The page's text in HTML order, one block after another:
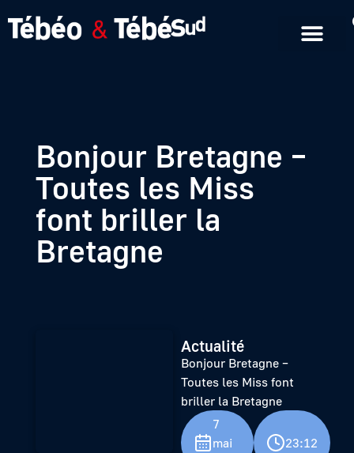
Bonjour Bretagne –
Toutes les Miss
font briller la
Bretagne
Actualité
Bonjour Bretagne –
Toutes les Miss font
briller la Bretagne
7
mai
23:12